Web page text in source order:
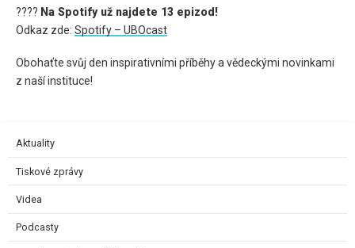
???? Na Spotify už najdete 13 epizod!
Odkaz zde: Spotify – UBOcast
Obohaťte svůj den inspirativními příběhy a vědeckými novinkami
z naší instituce!
Aktuality
Tiskové zprávy
Videa
Podcasty